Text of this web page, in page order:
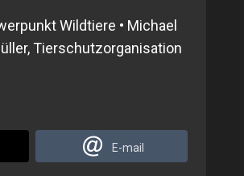
Wildtiere • Michael
Tierschutzorganisation
E-mail